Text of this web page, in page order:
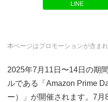
LINE
本ページはプロモーションが含ま
2025年7月11日〜14日の期
ルである「Amazon Prime
ー）」が開催されます。7